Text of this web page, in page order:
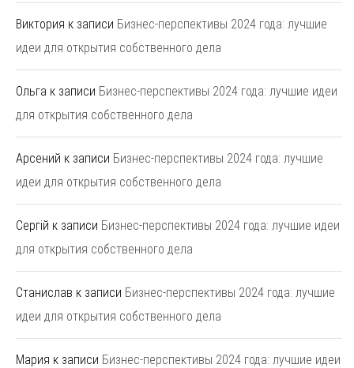
Виктория к записи Бизнес-перспективы 2024 года: лучшие
идеи для открытия собственного дела
Ольга к записи Бизнес-перспективы 2024 года: лучшие идеи
для открытия собственного дела
Арсений к записи Бизнес-перспективы 2024 года: лучшие
идеи для открытия собственного дела
Сергій к записи Бизнес-перспективы 2024 года: лучшие идеи
для открытия собственного дела
Станислав к записи Бизнес-перспективы 2024 года: лучшие
идеи для открытия собственного дела
Мария к записи Бизнес-перспективы 2024 года: лучшие идеи